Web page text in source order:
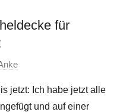
für
jetzt: Ich habe jetzt alle
und auf einer